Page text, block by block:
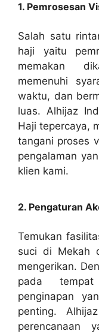
1. Pemrosesan
Salah satu
haji yaitu
memakan
memenuhi
waktu, dan
luas. Alhijaz
Haji tepercaya,
tangani proses
pengalaman
klien kami.
2. Pengaturan
Temukan
suci di Mekah
mengerikan.
pada
penginapan
penting.
perencanaan